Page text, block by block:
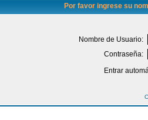
Por favor ingrese su
Nombre de Usuario:
Contraseña:
Entrar